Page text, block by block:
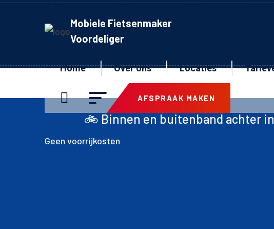
Mobiele Fietsenmaker
Voordeliger
Home Over ons Locaties
AFSPRAAK MAKEN
🚲 Binnen en buitenband achter inclusief
Geen voorrijkosten